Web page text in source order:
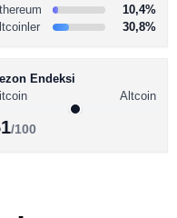
10,4%
30,8%
Endeksi
Altcoin
/100